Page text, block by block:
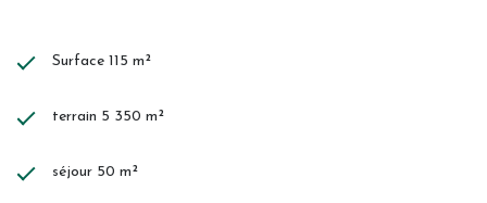
Surface 115 m²
terrain 5 350 m²
séjour 50 m²